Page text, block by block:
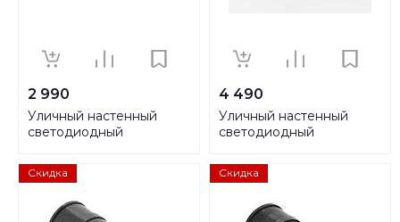
2 990
Уличный настенный
светодиодный
CLU04W2
4 490
Уличный настенный
светодиодный
CLU0007
Скидка Скидка